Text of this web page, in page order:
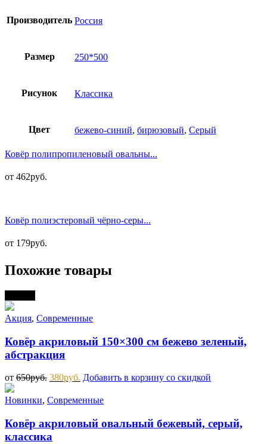
Производитель Россия
Размер 250*500
Рисунок Классика
Цвет бежево-синий, бирюзовый, Серый
Ковёр полипропиленовый овальны...
от 462руб.
Ковёр полиэстеровый чёрно-серы...
от 179руб.
Похожие товары
Акция, Современные
Ковёр акриловый 150×300 см бежево зеленый,
абстракция
от 650руб. 380руб. Добавить в корзину со скидкой
Новинки, Современные
Ковёр акриловый овальный бежевый, серый,
классика